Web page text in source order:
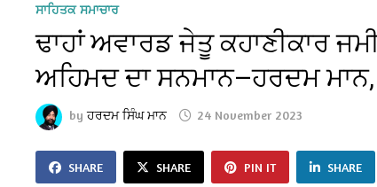
ਸਾਹਿਤਕ ਸਮਾਚਾਰ
ਢਾਹਾਂ ਅਵਾਰਡ ਜੇਤੂ ਕਹਾਣੀਕਾਰ
ਅਹਿਮਦ ਦਾ ਸਨਮਾਨ—ਹਰਦਮ
byਹਰਦਮ ਸਿੰਘ ਮਾਨ 24 November 2023
SHARE SHARE PIN IT SHARE